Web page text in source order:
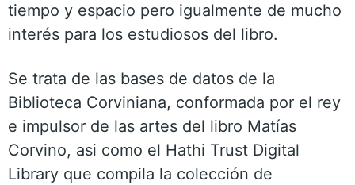
tiempo y espacio pero igualmente de mucho
interés para los estudiosos del libro.
Se trata de las bases de datos de la
Biblioteca Corviniana, conformada por el rey
e impulsor de las artes del libro Matías
Corvino, asi como el Hathi Trust Digital
Library que compila la colección de